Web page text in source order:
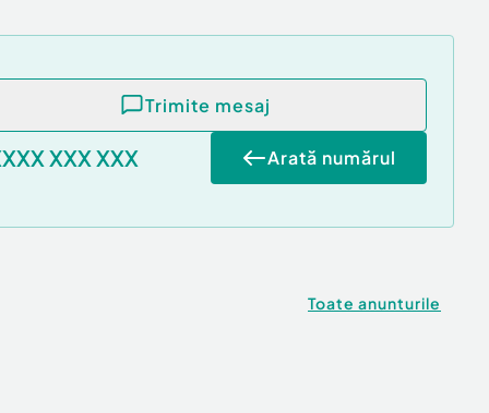
Trimite mesaj
XXX XXX Arată numărul
Toate anunturile